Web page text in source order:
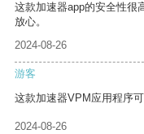
这款加速器app的安全性很
放心。
2024-08-26
游客
这款加速器VPM应用程序
2024-08-26